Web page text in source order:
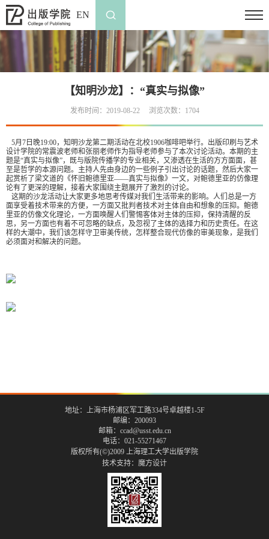
EN
【知明沙龙】：“真实与拟像”
发布时间：2019-08-22 浏览次数： 1704
5月7日晚19:00，知明沙龙第二期活动在北校1906咖啡吧举行。出版印刷与艺术
设计学院的常震波老师和张丽老师作为指导老师参与了本次讨论活动。本期的主
题是“真实与拟像”，既与版院传播学的专业相关，又渗透在生活的方方面面，甚
至是哲学的本源问题。主持人先由身边的一些例子引出讨论的话题，然后大家一
起赏析了梁文道的《怀旧鲍德里亚——真实与拟像》一文，对鲍德里亚的仿像理
论有了更深的理解，接着大家围绕主题展开了激烈的讨论。
这期的沙龙活动让大家更多地思考传媒对我们生活带来的影响。人们总是一方
面享受着技术带来的方便，一方面又批判者技术对主体自由和想象的压抑。鲍德
里亚的仿像文化理论，一方面唤醒人们警惕客体对主体的压抑，保持清醒的反
思，另一方面也有着不可忽略的缺点，及忽视了主体的选择力和历史责任。在这
样的大潮中，我们该怎样守卫审美传统，怎样整合现代仿像的审美现象，是我们
必须面对和解决的问题。
地址：上海市杨浦区军工路334号卓越楼1-5F
邮编：200093
邮箱：ccad@usst.edu.cn
电话：021-55271467
版权所有(©)2009 上海理工大学出版学院
技术支持： 魔方设计